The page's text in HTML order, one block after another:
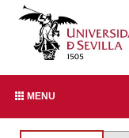
MENU